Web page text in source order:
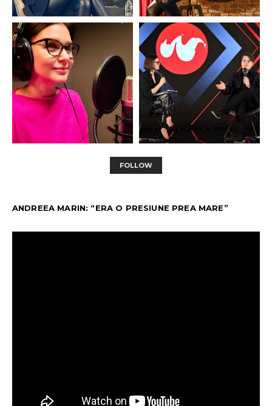
FOLLOW
ANDREEA MARIN: “ERA O PRESIUNE PREA MARE”